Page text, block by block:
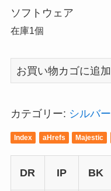
ソフトウェア
在庫1個
mitou-
chiba.org
お買い物カゴに追加
カテゴリー: シルバー
Index aHrefs Majestic
DR IP BK